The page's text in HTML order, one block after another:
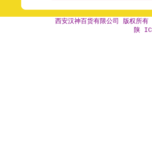
西安汉神百货有限公司 版
陕